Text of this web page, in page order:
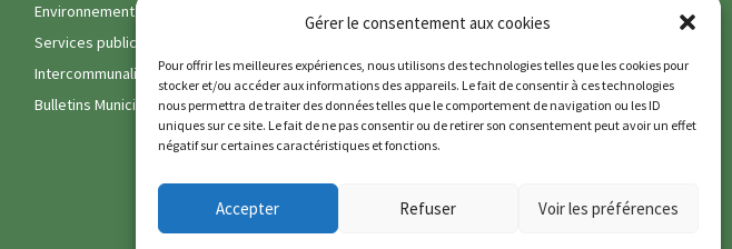
Gérer le consentement aux cookies
Pour offrir les meilleures expériences, nous utilisons des technologies telles que les cookies pour
stocker et/ou accéder aux informations des appareils. Le fait de consentir à ces technologies
nous permettra de traiter des données telles que le comportement de navigation ou les ID
uniques sur ce site. Le fait de ne pas consentir ou de retirer son consentement peut avoir un effet
négatif sur certaines caractéristiques et fonctions.
Accepter Refuser Voir les préférences
Environnement
Services publics
Intercommunalité
Bulletins Municipaux
Vie Associative
Commerces
Pôle santé
Entreprises & Artisans
Viticulture